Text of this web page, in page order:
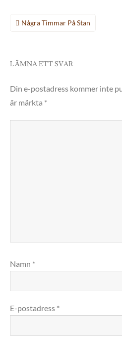
Inläggsnavigering
Några Timmar På Stan
LÄMNA ETT SVAR
Din e-postadress kommer inte
är märkta *
Namn *
E-postadress *